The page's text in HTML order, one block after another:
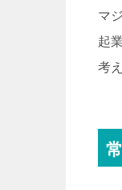
マ
起
考